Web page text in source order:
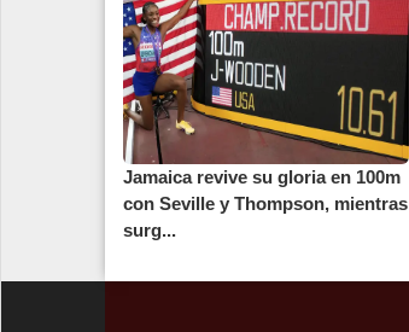
Jamaica revive su gloria en 100m
con Seville y Thompson, mientras
surg...